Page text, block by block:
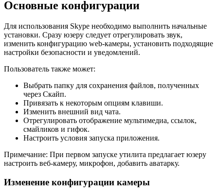
Основные конфигурации
Для использования Skype необходимо выполнить начальные
установки. Сразу юзеру следует отрегулировать звук,
изменить конфигурацию web-камеры, установить подходящие
настройки безопасности и уведомлений.
Пользователь также может:
Выбрать папку для сохранения файлов, полученных
через Скайп.
Привязать к некоторым опциям клавиши.
Изменить внешний вид чата.
Отрегулировать отображение мультимедиа, ссылок,
смайликов и гифок.
Настроить условия запуска приложения.
Примечание: При первом запуске утилита предлагает юзеру
настроить веб-камеру, микрофон, добавить аватарку.
Изменение конфигурации камеры